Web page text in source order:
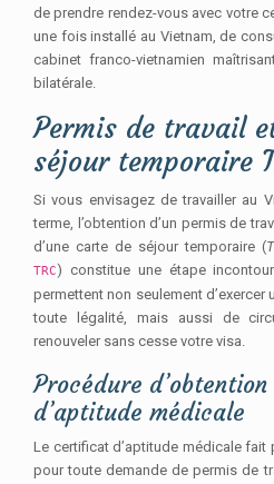
de prendre rendez-vous avec votre
une fois installé au Vietnam, de
cabinet franco-vietnamien
bilatérale.
Permis de travail
séjour temporaire
Si vous envisagez de travailler au
terme, l’obtention d’un permis de
d’une carte de séjour temporaire (
TRC) constitue une étape
permettent non seulement
toute légalité, mais aussi de
renouveler sans cesse votre visa.
Procédure
d’aptitude médicale
Le certificat d’aptitude médicale
pour toute demande de permis de